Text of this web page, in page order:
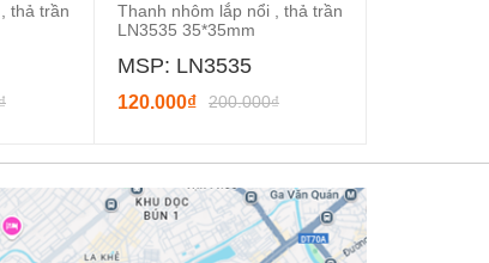
thả trần
Thanh nhôm lắp nổi , thả trần
LN3535 35*35mm
MSP: LN3535
120.000₫ 200.000₫